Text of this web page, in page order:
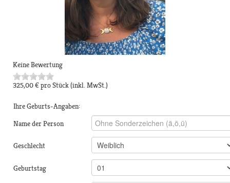
Keine Bewertung
325,00 €pro Stück(inkl. MwSt.)
Ihre Geburts-Angaben:
Name der Person
Geschlecht
Geburtstag